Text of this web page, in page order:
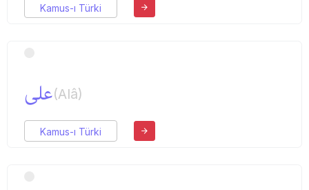
Kamus-ı Türki
علی(Alâ)
Kamus-ı Türki